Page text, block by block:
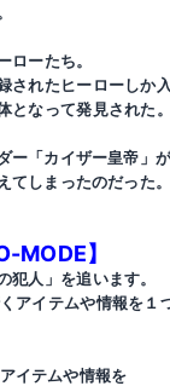
ーたち。
れたヒーローしか
となって発見された。
ー「カイザー皇帝」
しまったのだった。
MODE】
人」を追います。
アイテムや情報を１
イテムや情報を